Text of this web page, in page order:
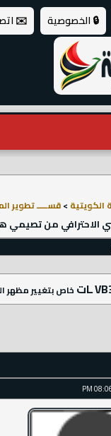
🔒 الخصوصية ✉️
>قســـــ تطوير
الاحترافي من تصيمي
خاص بتغيير مظهر